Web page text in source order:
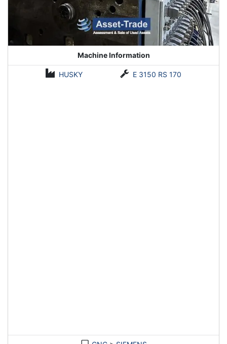
Machine Information
HUSKY E 3150 RS 170